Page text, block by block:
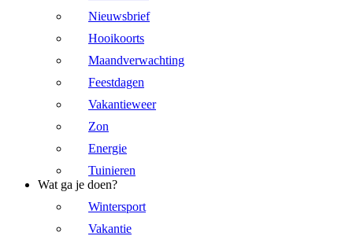
Nieuwsbrief
Hooikoorts
Maandverwachting
Feestdagen
Vakantieweer
Zon
Energie
Tuinieren
Wat ga je doen?
Wintersport
Vakantie